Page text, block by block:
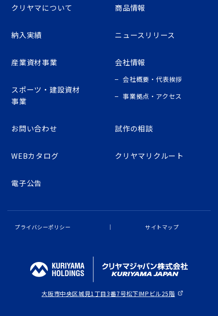
クリヤマについて 商品情報
納入実績 ニュースリリース
産業資材事業
スポーツ・建設資材
事業
会社情報
会社概要・代表挨拶
事業拠点・アクセス
お問い合わせ 試作の相談
WEBカタログ クリヤマリクルート
電子公告
大阪市中央区城見1丁目3番7号松下IMPビル25階
プライバシーポリシー サイトマップ